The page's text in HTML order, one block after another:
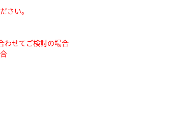
さい。
わせてご検討の場合